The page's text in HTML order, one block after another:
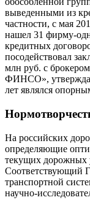
выведенными из
частности, с мая
нашел 31 фирму-
кредитных
посодействовал
млн руб. с
ФИНСО»,
лет являлся
На российских
определяющие
текущих дорожных
Соответствующий
транспортной
научно-